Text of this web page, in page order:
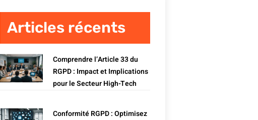
Articles récents
Comprendre l’Article 33 du
RGPD : Impact et Implications
pour le Secteur High-Tech
Conformité RGPD : Optimisez